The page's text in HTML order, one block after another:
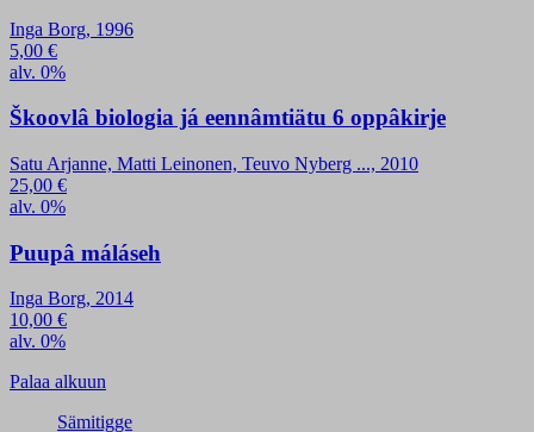
Inga Borg, 1996
5,00 €
alv. 0%
Škoovlâ biologia já eennâmtiätu 6 oppâkirje
Satu Arjanne, Matti Leinonen, Teuvo Nyberg ..., 2010
25,00 €
alv. 0%
Puupâ máláseh
Inga Borg, 2014
10,00 €
alv. 0%
Palaa alkuun
Sämitigge